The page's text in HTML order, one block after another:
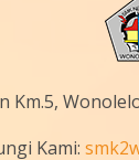
Km.5,
Kami: